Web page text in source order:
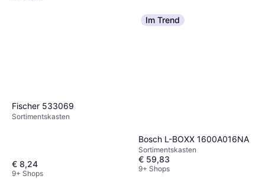
Fischer 533069
Sortimentskasten
€ 8,24
9+ Shops
Im Trend
Bosch L-BOXX 1600A016NA
Sortimentskasten
€ 59,83
9+ Shops